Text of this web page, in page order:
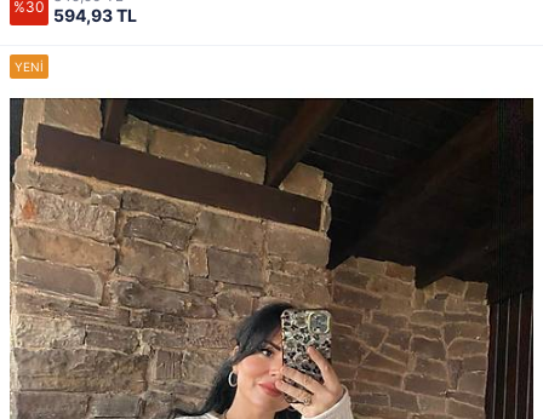
%30 594,93 TL